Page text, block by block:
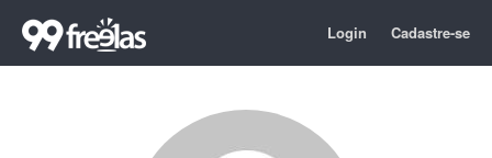
Login Cadastre-se